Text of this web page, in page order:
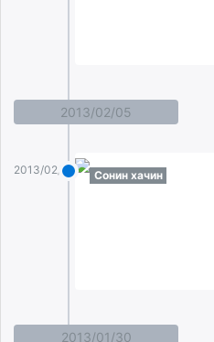
2013/02/05
2013/02/05 Сонин хачин
2013/01/30